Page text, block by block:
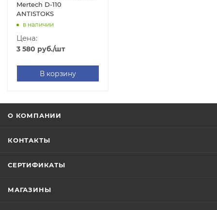
Mertech D-110
ANTISTOKS
в наличии
Цена:
3 580 руб./шт
В корзину
О КОМПАНИИ
КОНТАКТЫ
СЕРТИФИКАТЫ
МАГАЗИНЫ